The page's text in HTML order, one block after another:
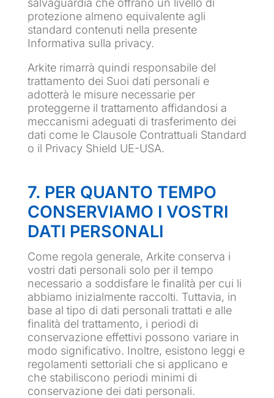
salvaguardia che offrano un livello di
protezione almeno equivalente agli
standard contenuti nella presente
Informativa sulla privacy.
Arkite rimarrà quindi responsabile del
trattamento dei Suoi dati personali e
adotterà le misure necessarie per
proteggerne il trattamento affidandosi a
meccanismi adeguati di trasferimento dei
dati come le Clausole Contrattuali Standard
o il Privacy Shield UE-USA.
7. PER QUANTO TEMPO
CONSERVIAMO I VOSTRI
DATI PERSONALI
Come regola generale, Arkite conserva i
vostri dati personali solo per il tempo
necessario a soddisfare le finalità per cui li
abbiamo inizialmente raccolti. Tuttavia, in
base al tipo di dati personali trattati e alle
finalità del trattamento, i periodi di
conservazione effettivi possono variare in
modo significativo. Inoltre, esistono leggi e
regolamenti settoriali che si applicano e
che stabiliscono periodi minimi di
conservazione dei dati personali.